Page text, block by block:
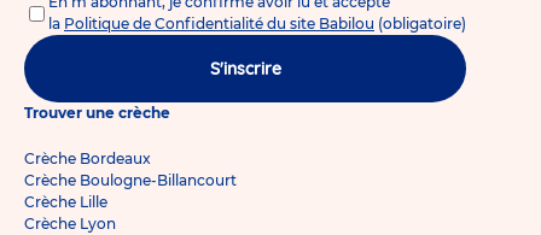
la Politique de Confidentialité du site Babilou (obligatoire)
S'inscrire
Trouver une crèche
Crèche Bordeaux
Crèche Boulogne-Billancourt
Crèche Lille
Crèche Lyon